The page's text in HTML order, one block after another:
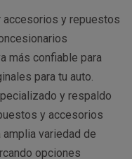
accesorios y repuestos
más confiable para
para tu auto.
y respaldo
y accesorios
variedad de
opciones